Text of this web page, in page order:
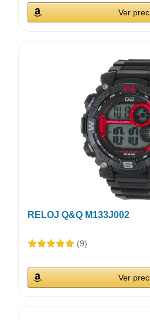
Ver
RELOJ Q&Q M133J002
(9)
Ver